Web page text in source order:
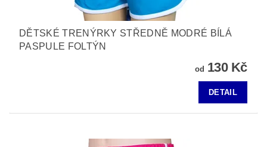
DĚTSKÉ TRENÝRKY STŘEDNĚ MODRÉ BÍLÁ
PASPULE FOLTÝN
od 130 Kč
DETAIL